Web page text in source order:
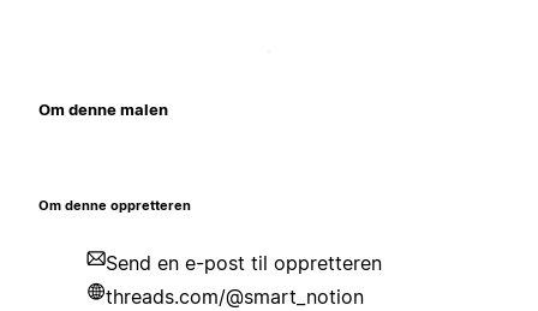
Om denne malen
Om denne oppretteren
Send en e-post til oppretteren
threads.com/@smart_notion